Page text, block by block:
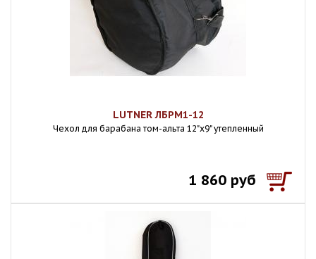
LUTNER ЛБРМ1-12
Чехол для барабана том-альта 12"х9" утепленный
1 860 руб